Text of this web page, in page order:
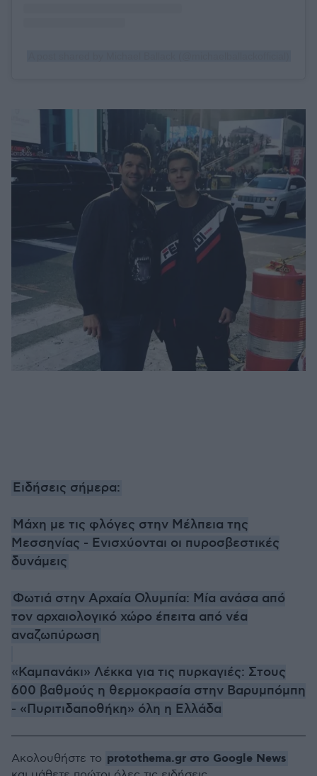
Ειδήσεις σήμερα:
Μάχη με τις φλόγες στην Μέλπεια της
Μεσσηνίας - Ενισχύονται οι πυροσβεστικές
δυνάμεις
Φωτιά στην Αρχαία Ολυμπία: Μία ανάσα από
τον αρχαιολογικό χώρο έπειτα από νέα
αναζωπύρωση
«Καμπανάκι» Λέκκα για τις πυρκαγιές: Στους
600 βαθμούς η θερμοκρασία στην Βαρυμπόμπη
- «Πυριτιδαποθήκη» όλη η Ελλάδα
Ακολουθήστε το protothema.gr στο Google News